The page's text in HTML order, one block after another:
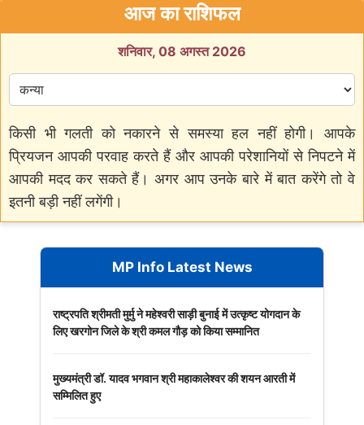
आज का राशिफल
शनिवार, 08 अगस्त 2026
किसी भी गलती को नकारने से समस्या हल नहीं होगी। आपके
प्रियजन आपकी परवाह करते हैं और आपकी परेशानियों से निपटने में
आपकी मदद कर सकते हैं। अगर आप उनके बारे में बात करेंगे तो वे
इतनी बड़ी नहीं लगेंगी।
MP Info Latest News
राष्ट्रपति श्रीमती मुर्मु ने महेश्वरी साड़ी बुनाई में उत्कृष्ट योगदान के
लिए खरगोन जिले के श्री कमल गौड़ को किया सम्मानित
मुख्यमंत्री डॉ. यादव भगवान श्री महाकालेश्‍वर की शयन आरती में
सम्मिलित हुए